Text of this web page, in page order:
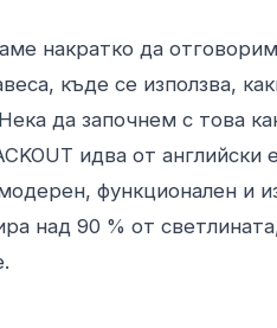
накратко да
къде се използва,
да започнем с това
идва от английски
функционален и
над 90 % от